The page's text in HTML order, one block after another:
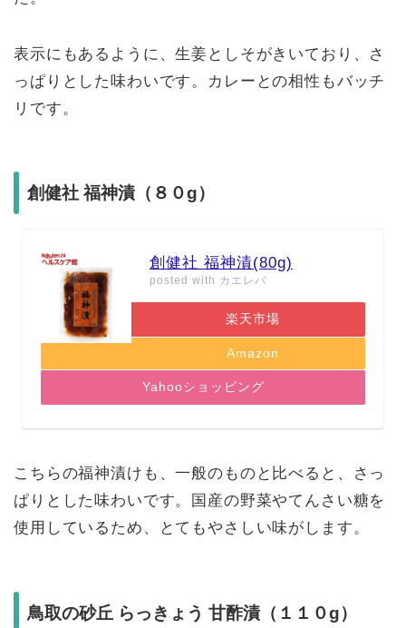
表示にもあるように、生姜としそがきいており、さ
っぱりとした味わいです。カレーとの相性もバッチ
リです。
創健社 福神漬（８０g）
創健社 福神漬(80g)
posted with カエレバ
楽天市場
Amazon
Yahooショッピング
こちらの福神漬けも、一般のものと比べると、さっ
ぱりとした味わいです。国産の野菜やてんさい糖を
使用しているため、とてもやさしい味がします。
鳥取の砂丘 らっきょう 甘酢漬（１１０g）